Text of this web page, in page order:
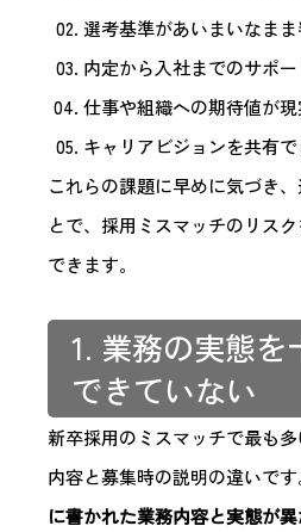
選考基準があいまいなま
内定から入社までのサポ
仕事や組織への期待値が
キャリアビジョンを共有
これらの課題に早めに気づき
とで、採用ミスマッチのリス
できます。
1. 業務の実態を
できていない
新卒採用のミスマッチで最も
内容と募集時の説明の違いです
に書かれた業務内容と実態が